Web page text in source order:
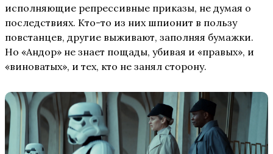
исполняющие репрессивные приказы, не думая о
последствиях. Кто-то из них шпионит в пользу
повстанцев, другие выживают, заполняя бумажки.
Но «Андор» не знает пощады, убивая и «правых», и
«виноватых», и тех, кто не занял сторону.